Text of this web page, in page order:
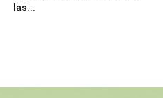
las...